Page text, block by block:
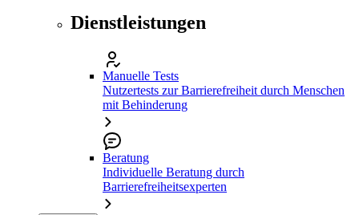
Dienstleistungen
Manuelle Tests
Nutzertests zur Barrierefreiheit durch Menschen
mit Behinderung
Beratung
Individuelle Beratung durch
Barrierefreiheitsexperten